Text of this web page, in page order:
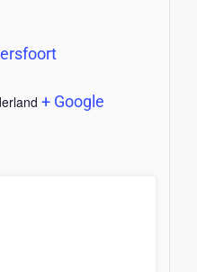
+ Google